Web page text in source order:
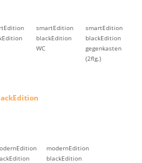
smartEdition
blackEdition
WC
smartEdition
blackEdition
gegenkasten
(2flg.)
modernEdition
blackEdition